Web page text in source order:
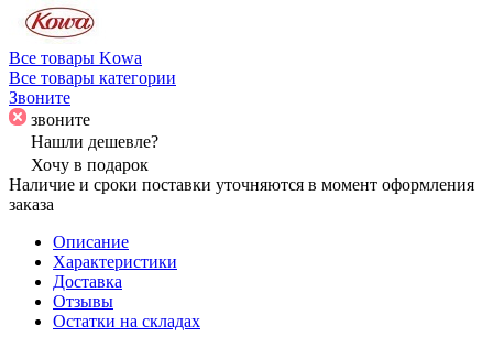
Все товары Kowa
Все товары категории
Звоните
звоните
Нашли дешевле?
Хочу в подарок
Наличие и сроки поставки уточняются в момент оформления
заказа
Описание
Характеристики
Доставка
Отзывы
Остатки на складах